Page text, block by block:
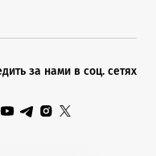
за нами в соц. сетях